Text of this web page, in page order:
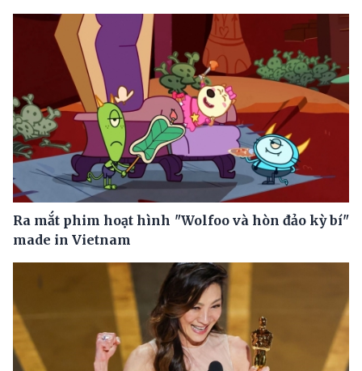
Ra mắt phim hoạt hình "Wolfoo và hòn đảo kỳ bí"
made in Vietnam